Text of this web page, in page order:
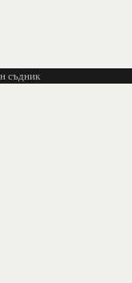
съдник